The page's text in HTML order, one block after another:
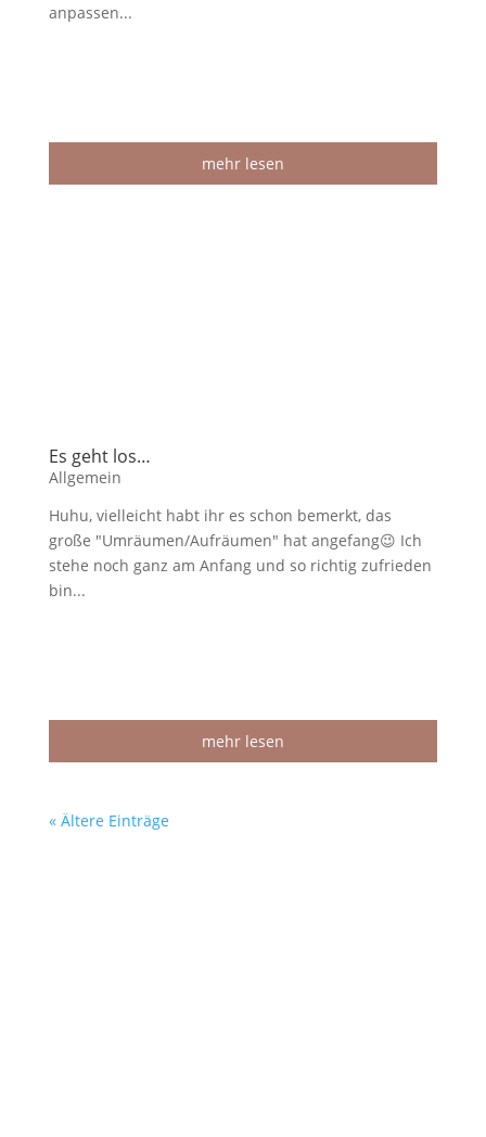
anpassen...
mehr lesen
Es geht los…
Allgemein
Huhu, vielleicht habt ihr es schon bemerkt, das
große "Umräumen/Aufräumen" hat angefang😉 Ich
stehe noch ganz am Anfang und so richtig zufrieden
bin...
mehr lesen
« Ältere Einträge